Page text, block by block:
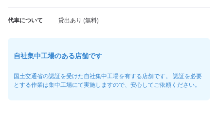
代車について
自社集中工場のある店舗です
国土交通省の認証を受けた自社集中工場を有する店舗です。 認証を必要
とする作業は集中工場にて実施しますので、安心してご依頼ください。